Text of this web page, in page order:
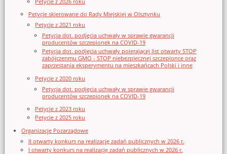
Petycje skierowane do Rady Miejskiej w Olsztynku
Petycje z 2021 roku
Petycja dot. podjęcia uchwały w sprawie gwarancji
producentów szczepionek na COVID-19
Petycja dot. podjęcia uchwały poierającej list otwarty STOP
zabójczenmu GMO - STOP niebezpiecznej szczepionce oraz
zaprzestania eksperymentu na mieszkańcach Polski i inne
Petycje z 2020 roku
Petycja dot. podjęcia uchwały w sprawie gwarancji
producentów szczepionek na COVID-19
Petycje z 2023 roku
Petycje z 2025 roku
Organizacje Pozarządowe
II otwarty konkurs na realizację zadań publicznych w 2026 r.
I otwarty konkurs na realizację zadań publicznych w 2026 r.